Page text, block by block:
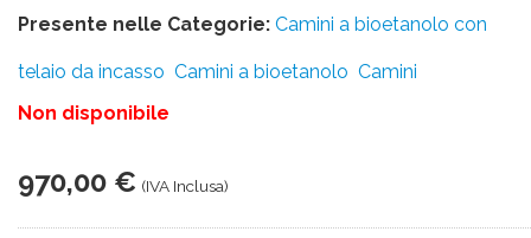
Presente nelle Categorie: Camini a bioetanolo con
telaio da incasso Camini a bioetanolo Camini
Non disponibile
970,00 € (IVA Inclusa)